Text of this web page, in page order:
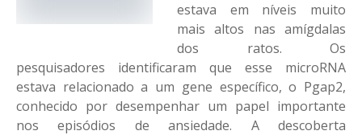
estava em níveis muito
mais altos nas amígdalas
dos ratos. Os
pesquisadores identificaram que esse microRNA
estava relacionado a um gene específico, o Pgap2,
conhecido por desempenhar um papel importante
nos episódios de ansiedade. A descoberta